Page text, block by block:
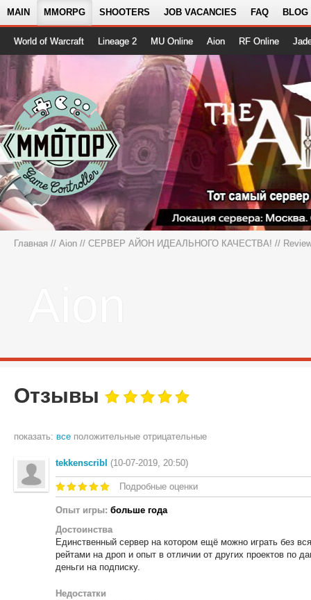
MAIN MMORPG SHOOTERS JOB VACANCIES FAQ BLOG
World of Warcraft Lineage 2 MU Online Aion RF Online
Главная // Aion // СЕРВЕР АЙОН ИДЕАЛЬНОГО КАЧЕСТВА! //
Отзывы
показать: все положительные отрицательные
tekkenscribl (10-07-2019, 20:50)
Подробные оценки
Опыт игры: больше года
Достоинства
Единственный сервер на котором ещё можно играть без
рейтами на дроп и опыт в отличии от других проектов по
деньги на подписку.
Недостатки